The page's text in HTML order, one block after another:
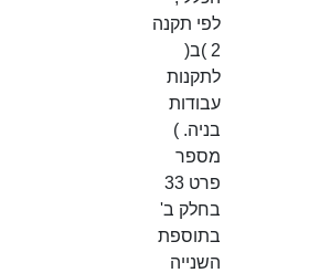
לפי תקנה
2 )ב(
לתקנות
עבודות
בניה. )
מספר
פרט 33
בחלק ב'
בתוספת
השנייה